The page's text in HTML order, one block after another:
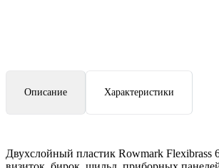
Описание Характеристики
Двухслойный пластик Rowmark Flexibrass